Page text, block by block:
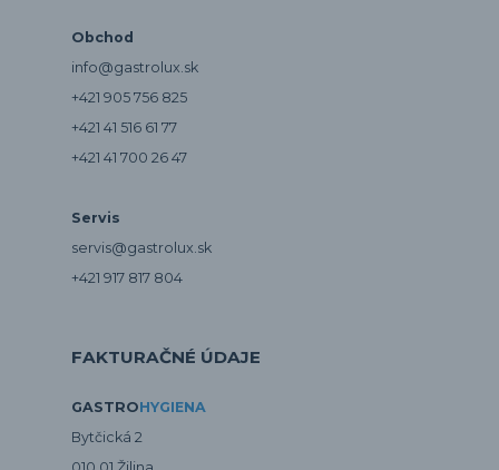
Obchod
info@gastrolux.sk
+421 905 756 825
+421 41 516 61 77
+421 41 700 26 47
Servis
servis@gastrolux.sk
+421 917 817 804
FAKTURAČNÉ ÚDAJE
GASTROHYGIENA
Bytčická 2